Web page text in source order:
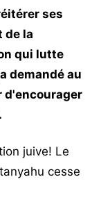
ses
de la
qui lutte
demandé au
d'encourager
juive! Le
cesse